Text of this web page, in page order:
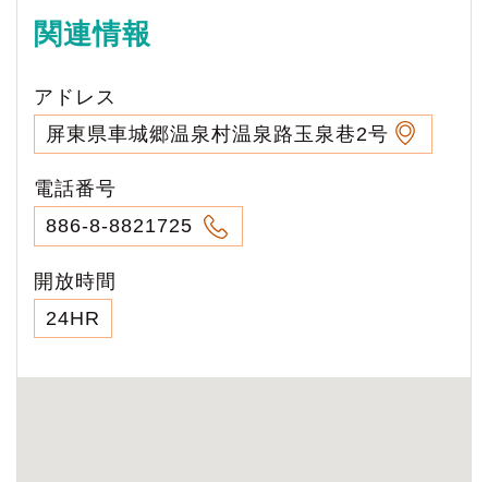
関連情報
アドレス
屏東県車城郷温泉村温泉路玉泉巷2号
電話番号
886-8-8821725
開放時間
24HR